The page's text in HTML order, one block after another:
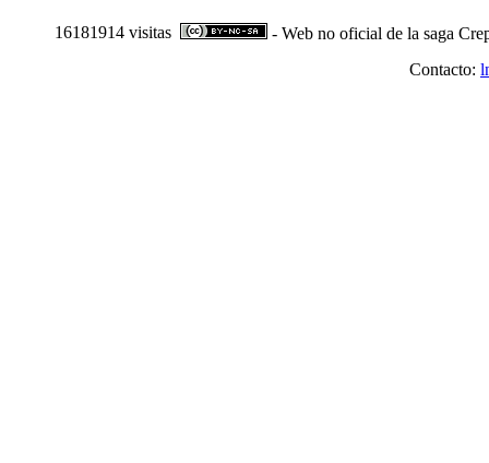
16181914 visitas
- Web no oficial de la saga
Contacto: